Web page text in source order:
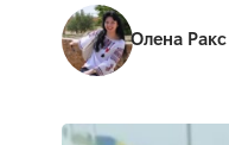
Олена Ракс